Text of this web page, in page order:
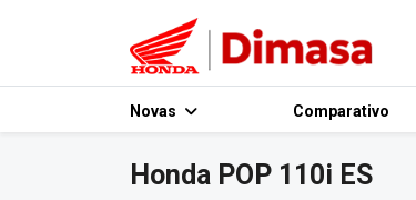
Novas Comparativo
Honda POP 110i ES